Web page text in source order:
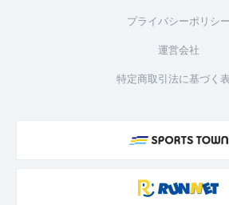
プライバシーポリシー
運営会社
特定商取引法に基づく